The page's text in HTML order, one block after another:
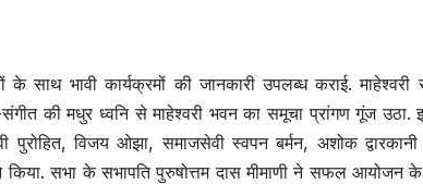
साथ भावी कार्यक्रमों की जानकारी उपलब्ध कराई.
की मधुर ध्वनि से माहेश्वरी भवन का समूचा प्रांगण गूंज
पुरोहित, विजय ओझा, समाजसेवी स्वपन बर्मन, अशोक
किया. सभा के सभापति पुरुषोत्तम दास मीमाणी ने सफल आयोजन